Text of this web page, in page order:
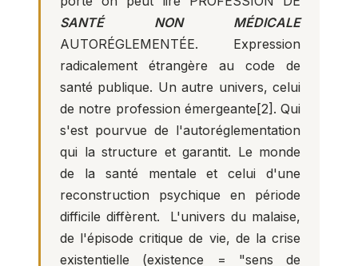
SANTÉ NON MÉDICALE
AUTORÉGLEMENTÉE. Expression
radicalement étrangère au code de
santé publique. Un autre univers, celui
de notre profession émergeante [2] . Qui
s'est pourvue de l'autoréglementation
qui la structure et garantit. Le monde
de la santé mentale et celui d'une
reconstruction psychique en période
difficile diffèrent. L'univers du malaise,
de l'épisode critique de vie, de la crise
existentielle (existence = "sens de